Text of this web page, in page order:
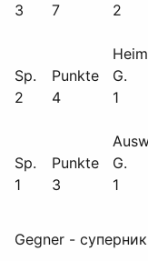
3
7 2
Sp.
Punkte G.
2
4 1
Sp.
Punkte G.
1
3 1
Gegner - суперник